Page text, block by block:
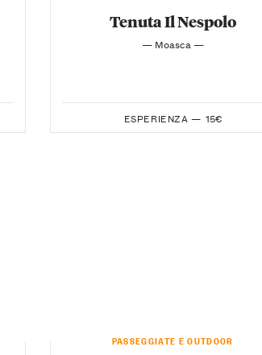
Tenuta Il Nespolo
— Moasca —
ESPERIENZA — 15€
PASSEGGIATE E OUTDOOR